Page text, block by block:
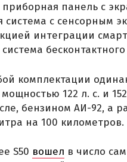
панель с
система с сенсорным
интеграции
комплектации
122 л. с. и
бензином АИ-92, а
на 100 километров.
S50 вошел в число